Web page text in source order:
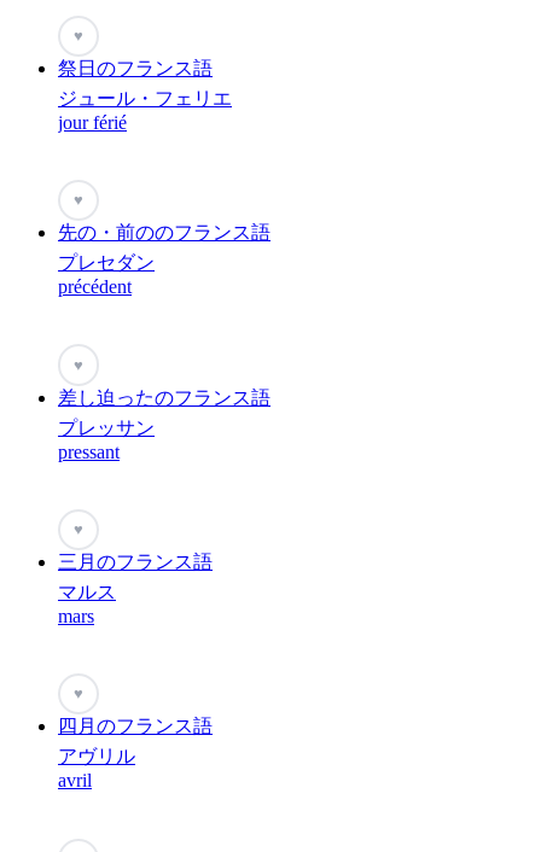
♥
祭日のフランス語
ジュール・フェリエ
jour férié
♥
先の・前ののフランス語
プレセダン
précédent
♥
差し迫ったのフランス語
プレッサン
pressant
♥
三月のフランス語
マルス
mars
♥
四月のフランス語
アヴリル
avril